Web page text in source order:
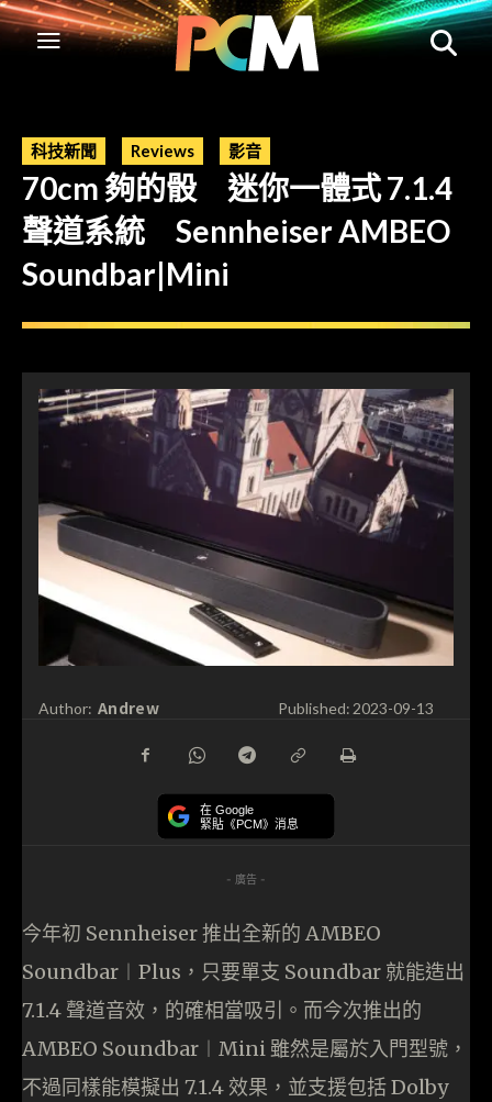
科技新聞 Reviews 影音
70cm 夠的骰 迷你一體式 7.1.4
聲道系統 Sennheiser AMBEO
Soundbar|Mini
Author: Andrew Published:2023-09-13
在 Google
緊貼《PCM》消息
- 廣告 -
今年初 Sennheiser 推出全新的 AMBEO
Soundbar︱Plus，只要單支 Soundbar 就能造出
7.1.4 聲道音效，的確相當吸引。而今次推出的
AMBEO Soundbar︱Mini 雖然是屬於入門型號，
不過同樣能模擬出 7.1.4 效果，並支援包括 Dolby